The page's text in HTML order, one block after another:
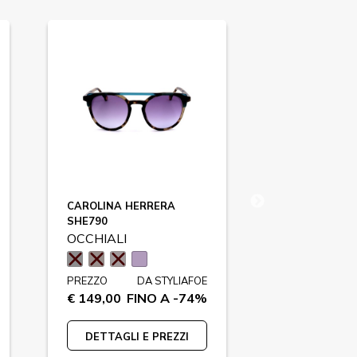
CAROLINA HERRERA
SHE790
OCCHIALI
PREZZO
€ 149,00
DA STYLIAFOE
FINO A -74%
DETTAGLI E PREZZI